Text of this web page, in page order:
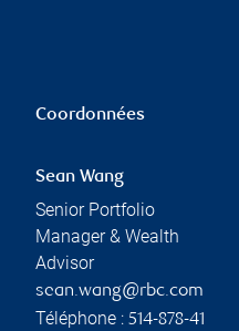
Coordonnées
Sean Wang
Senior Portfolio
Manager & Wealth
Advisor
sean.wang@rbc.com
Téléphone : 514-878-41